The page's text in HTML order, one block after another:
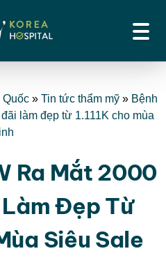
Quốc » Tin tức thẩm mỹ » Bệnh
làm đẹp từ 1.111K cho mùa
Ra Mắt 2000
Đẹp Từ
Siêu Sale